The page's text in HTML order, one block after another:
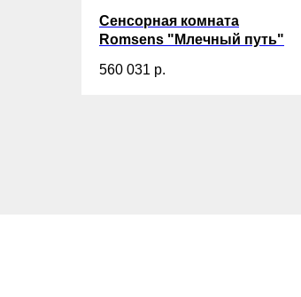
Сенсорная комната
Romsens "Млечный путь"
560 031 р.